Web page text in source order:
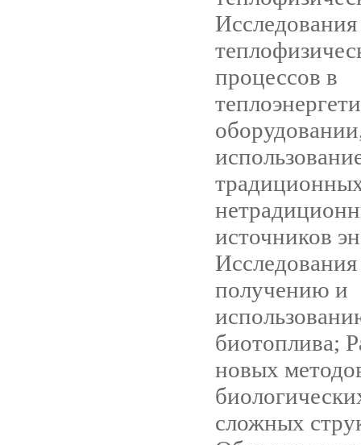
Исследования
процессов в
источников
получению и
биотоплива;
новых
сложных